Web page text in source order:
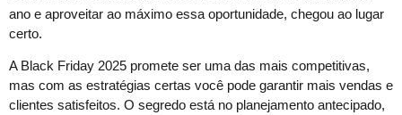
ano e aproveitar ao máximo essa oportunidade, chegou ao lugar
certo.
A Black Friday 2025 promete ser uma das mais competitivas,
mas com as estratégias certas você pode garantir mais vendas e
clientes satisfeitos. O segredo está no planejamento antecipado,